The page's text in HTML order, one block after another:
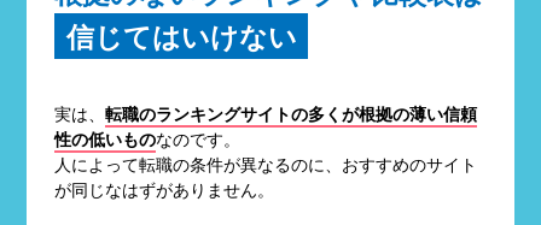
信じてはいけない
実は、転職のランキングサイトの多くが根拠の薄い信頼
性の低いものなのです。
人によって転職の条件が異なるのに、おすすめのサイト
が同じなはずがありません。